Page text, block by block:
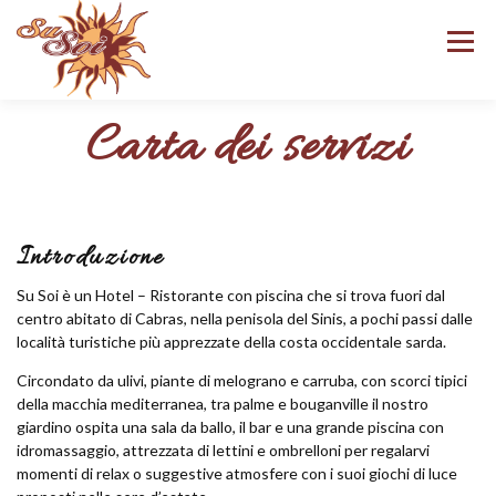
contenuto
Menu
STRUTTURA TARIFFE MENU
Carta dei servizi
Introduzione
Su Soi è un Hotel – Ristorante con piscina che si trova fuori dal
centro abitato di Cabras, nella penisola del Sinis, a pochi passi dalle
località turistiche più apprezzate della costa occidentale sarda.
Circondato da ulivi, piante di melograno e carruba, con scorci tipici
della macchia mediterranea, tra palme e bouganville il nostro
giardino ospita una sala da ballo, il bar e una grande piscina con
idromassaggio, attrezzata di lettini e ombrelloni per regalarvi
momenti di relax o suggestive atmosfere con i suoi giochi di luce